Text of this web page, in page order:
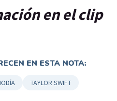
en el clip
EN ESTA NOTA:
TAYLOR SWIFT